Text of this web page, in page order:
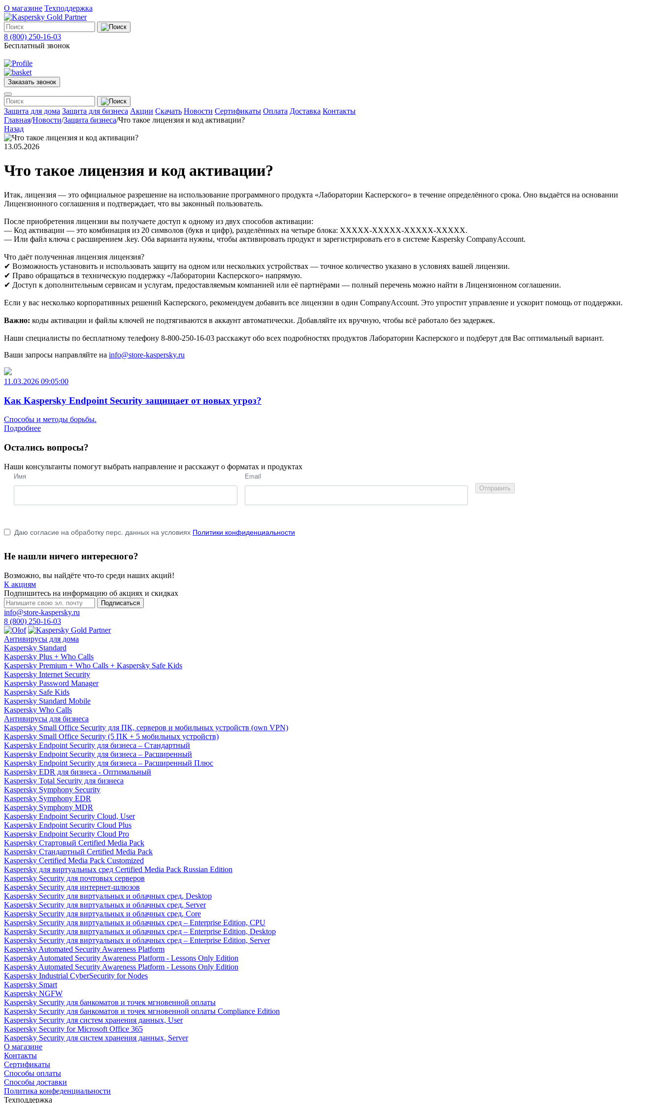
О магазине Техподдержка
8 (800) 250-16-03
Бесплатный звонок
Заказать звонок
Меню
Защита
для
дома
для
бизнеса
магазине
Техподдержка
Акции
Скачать
Новости
Сертификаты
Оплата
Доставка
Контакты
8
(800)
250-
16-
03
info@store-
kaspersky.ru
Защита для дома Защита для бизнеса Акции Скачать Новости Сертификаты Оплата Доставка Контакты
Главная/Новости/Защита бизнеса/Что такое лицензия и код активации?
Назад
13.05.2026
Что такое лицензия и код активации?
Итак, лицензия — это официальное разрешение на использование программного продукта «Лаборатории Касперского» в течение определённого срока. Оно выдаётся на основании
Лицензионного соглашения и подтверждает, что вы законный пользователь.
После приобретения лицензии вы получаете доступ к одному из двух способов активации:
— Код активации — это комбинация из 20 символов (букв и цифр), разделённых на четыре блока: XXXXX-XXXXX-XXXXX-XXXXX.
— Или файл ключа с расширением .key. Оба варианта нужны, чтобы активировать продукт и зарегистрировать его в системе Kaspersky CompanyAccount.
Что даёт полученная лицензия лицензия?
✔ Возможность установить и использовать защиту на одном или нескольких устройствах — точное количество указано в условиях вашей лицензии.
✔ Право обращаться в техническую поддержку «Лаборатории Касперского» напрямую.
✔ Доступ к дополнительным сервисам и услугам, предоставляемым компанией или её партнёрами — полный перечень можно найти в Лицензионном соглашении.
Если у вас несколько корпоративных решений Касперского, рекомендуем добавить все лицензии в один CompanyAccount. Это упростит управление и ускорит помощь от поддержки.
Важно: коды активации и файлы ключей не подтягиваются в аккаунт автоматически. Добавляйте их вручную, чтобы всё работало без задержек.
Наши специалисты по бесплатному телефону 8-800-250-16-03 расскажут обо всех подробностях продуктов Лаборатории Касперского и подберут для Вас оптимальный вариант.
Ваши запросы направляйте на info@store-kaspersky.ru
11.03.2026 09:05:00
Как Kaspersky Endpoint Security защищает от новых угроз?
Способы и методы борьбы.
Подробнее
Остались вопросы?
Наши консультанты помогут выбрать направление и расскажут о форматах и продуктах
Имя Email
Отправить
Даю согласие на обработку перс. данных на условиях Политики конфиденциальности
Не нашли ничего интересного?
Возможно, вы найдёте что-то среди наших акций!
К акциям
Подпишитесь на информацию об акциях и скидках
Подписаться
info@store-kaspersky.ru
8 (800) 250-16-03
Антивирусы для дома
Kaspersky Standard
Kaspersky Plus + Who Calls
Kaspersky Premium + Who Calls + Kaspersky Safe Kids
Kaspersky Internet Security
Kaspersky Password Manager
Kaspersky Safe Kids
Kaspersky Standard Mobile
Kaspersky Who Calls
Антивирусы для бизнеса
Kaspersky Small Office Security для ПК, серверов и мобильных устройств (own VPN)
Kaspersky Small Office Security (5 ПК + 5 мобильных устройств)
Kaspersky Endpoint Security для бизнеса – Стандартный
Kaspersky Endpoint Security для бизнеса – Расширенный
Kaspersky Endpoint Security для бизнеса – Расширенный Плюс
Kaspersky EDR для бизнеса - Оптимальный
Kaspersky Total Security для бизнеса
Kaspersky Symphony Security
Kaspersky Symphony EDR
Kaspersky Symphony MDR
Kaspersky Endpoint Security Cloud, User
Kaspersky Endpoint Security Cloud Plus
Kaspersky Endpoint Security Cloud Pro
Kaspersky Стартовый Certified Media Pack
Kaspersky Стандартный Certified Media Pack
Kaspersky Certified Media Pack Customized
Kaspersky для виртуальных сред Certified Media Pack Russian Edition
Kaspersky Security для почтовых серверов
Kaspersky Security для интернет-шлюзов
Kaspersky Security для виртуальных и облачных сред, Desktop
Kaspersky Security для виртуальных и облачных сред, Server
Kaspersky Security для виртуальных и облачных сред, Core
Kaspersky Security для виртуальных и облачных сред – Enterprise Edition, CPU
Kaspersky Security для виртуальных и облачных сред – Enterprise Edition, Desktop
Kaspersky Security для виртуальных и облачных сред – Enterprise Edition, Server
Kaspersky Automated Security Awareness Platform
Kaspersky Automated Security Awareness Platform - Lessons Only Edition
Kaspersky Automated Security Awareness Platform - Lessons Only Edition
Kaspersky Industrial CyberSecurity for Nodes
Kaspersky Smart
Kaspersky NGFW
Kaspersky Security для банкоматов и точек мгновенной оплаты
Kaspersky Security для банкоматов и точек мгновенной оплаты Compliance Edition
Kaspersky Security для систем хранения данных, User
Kaspersky Security for Microsoft Office 365
Kaspersky Security для систем хранения данных, Server
О магазине
Контакты
Сертификаты
Способы оплаты
Способы доставки
Политика конфеденциальности
Техподдержка